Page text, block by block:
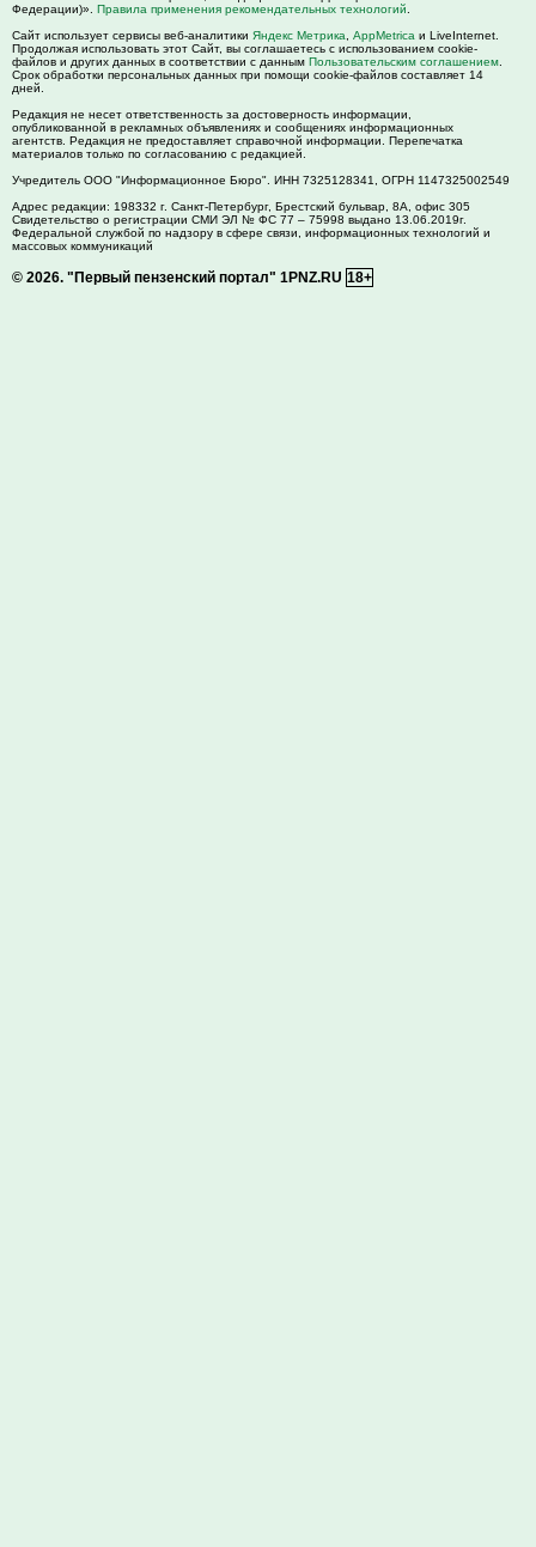
Федерации)». Правила применения рекомендательных технологий
Сайт использует сервисы веб-аналитики Яндекс Метрика AppMetrica и LiveInternet.
Продолжая использовать этот Сайт, вы соглашаетесь с использованием cookie-
файлов и других данных в соответствии с данным Пользовательским соглашением
Срок обработки персональных данных при помощи cookie-файлов составляет 14
дней.
Редакция не несет ответственность за достоверность информации,
опубликованной в рекламных объявлениях и сообщениях информационных
агентств. Редакция не предоставляет справочной информации. Перепечатка
материалов только по согласованию с редакцией.
Учредитель ООО "Информационное Бюро". ИНН 7325128341, ОГРН 1147325002549
Адрес редакции: 198332 г. Санкт-Петербург, Брестский бульвар, 8А, офис 305
Свидетельство о регистрации СМИ ЭЛ № ФС 77 – 75998 выдано 13.06.2019г.
Федеральной службой по надзору в сфере связи, информационных технологий и
массовых коммуникаций
© 2026. "Первый пензенский портал" 1PNZ.RU 18+